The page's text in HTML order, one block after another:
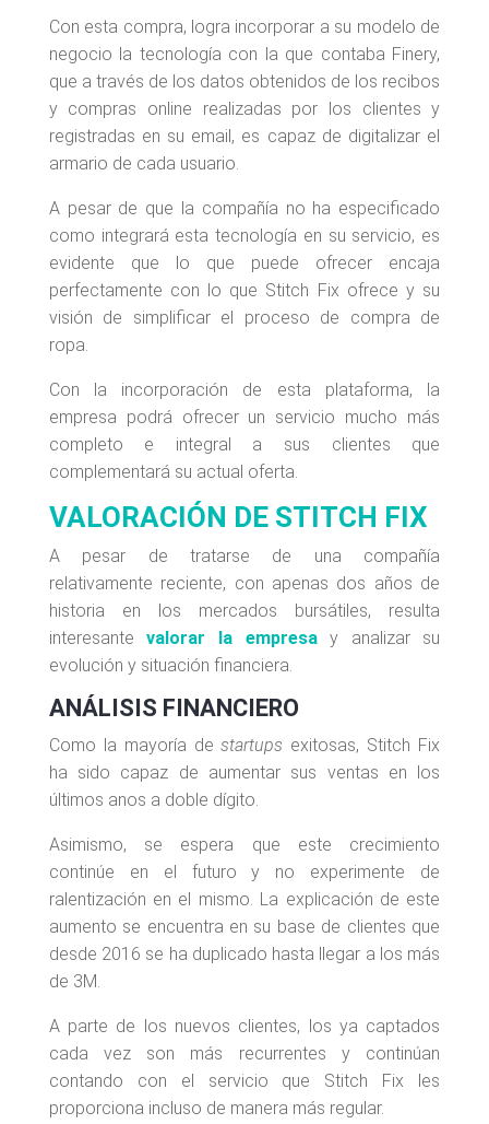
Con esta compra, logra incorporar a su modelo de
negocio la tecnología con la que contaba Finery,
que a través de los datos obtenidos de los recibos
y compras online realizadas por los clientes y
registradas en su email, es capaz de digitalizar el
armario de cada usuario.
A pesar de que la compañía no ha especificado
como integrará esta tecnología en su servicio, es
evidente que lo que puede ofrecer encaja
perfectamente con lo que Stitch Fix ofrece y su
visión de simplificar el proceso de compra de
ropa.
Con la incorporación de esta plataforma, la
empresa podrá ofrecer un servicio mucho más
completo e integral a sus clientes que
complementará su actual oferta.
VALORACIÓN DE STITCH FIX
A pesar de tratarse de una compañía
relativamente reciente, con apenas dos años de
historia en los mercados bursátiles, resulta
interesantevalorar la empresay analizar su
evolución y situación financiera.
ANÁLISIS FINANCIERO
Como la mayoría destartups exitosas, Stitch Fix
ha sido capaz de aumentar sus ventas en los
últimos anos a doble dígito.
Asimismo, se espera que este crecimiento
continúe en el futuro y no experimente de
ralentización en el mismo. La explicación de este
aumento se encuentra en su base de clientes que
desde 2016 se ha duplicado hasta llegar a los más
de 3M.
A parte de los nuevos clientes, los ya captados
cada vez son más recurrentes y continúan
contando con el servicio que Stitch Fix les
proporciona incluso de manera más regular.